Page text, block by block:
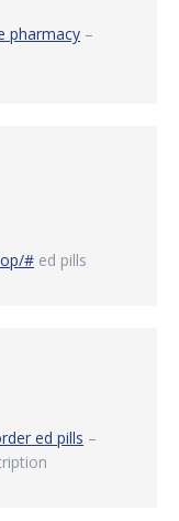
pharmacy –
# ed pills
ed pills –